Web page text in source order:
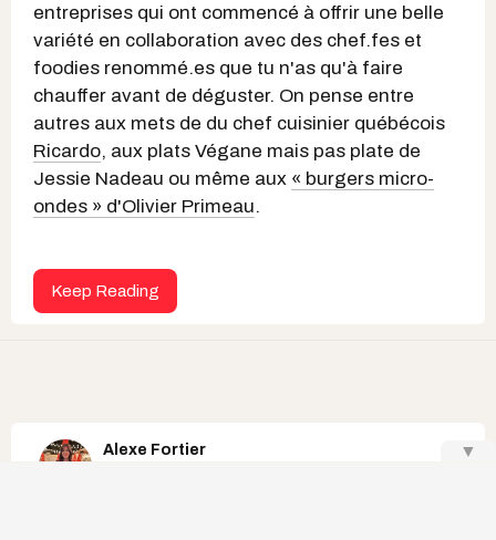
entreprises qui ont commencé à offrir une belle
variété en collaboration avec des chef.fes et
foodies renommé.es que tu n'as qu'à faire
chauffer avant de déguster. On pense entre
autres aux mets de du chef cuisinier québécois
Ricardo, aux plats Végane mais pas plate de
Jessie Nadeau ou même aux « burgers micro-
ondes » d'Olivier Primeau.
Keep Reading
Alexe Fortier ▼